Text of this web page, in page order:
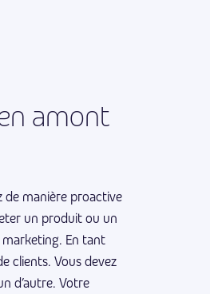
amont
de manière proactive
un produit ou un
En tant
clients. Vous devez
d’autre. Votre